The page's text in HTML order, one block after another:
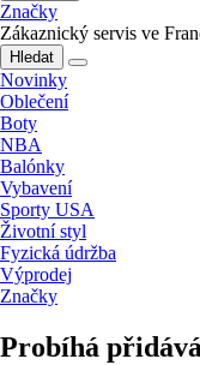
Značky
Zákaznický servis ve
Hledat
Novinky
Oblečení
Boty
NBA
Balónky
Vybavení
Sporty USA
Životní styl
Fyzická údržba
Výprodej
Značky
Probíhá